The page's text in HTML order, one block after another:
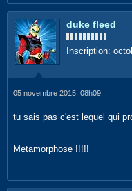
duke fleed
Inscription:
05 novembre 2015, 08h09
tu sais pas c'est lequel qui
Metamorphose !!!!!